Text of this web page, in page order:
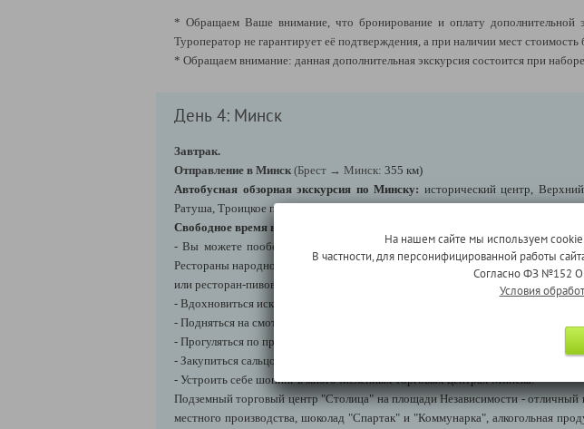
* Обращаем Ваше внимание, что бронирование и оплату дополнительной
Туроператор не гарантирует её подтверждения, а при наличии мест стоимость
* Обращаем внимание: данная дополнительная экскурсия состоится при
День 4: Минск
Завтрак.
Отправление в Минск(Брест → Минск: 355 км)
Автобусная обзорная экскурсия по Минску: исторический центр,
Ратуша, Троицкое предместье, улицы и площади белорусской столицы.
Свободное время в городе
- Вы можете пообедать (самостоятельно, за доп. плату) в уютных кафе и
Рестораны народной кухни "Васильки", сеть ресторанов-бистро "Лидо", а для
или ресторан-пивоварня «Бульбашы» в Троицком Предместье.
- Вдохновиться искусством в Национальном художественном музее
- Подняться на смотровую площадку Национальной библиотеки Беларуси.
- Прогуляться по проспекту Независимости и сделать самые красивые кадры
- Закупиться сальцом и колбасами на знаменитом рынке "Комаровка".
- Устроить себе шопинг в многочисленных торговых центрах Минска.
Подземный торговый центр "Столица" на площади Независимости - отличный
местного производства, шоколад "Спартак" и "Коммунарка", алкогольная
На нашем сайте мы используем
В частности, для персонифицированной работы
Согласно ФЗ №152 О
Условия